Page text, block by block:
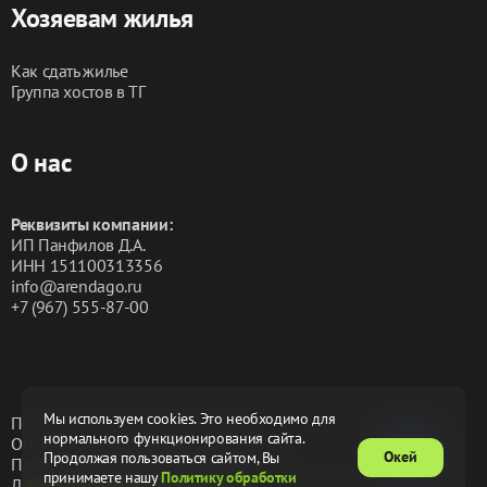
Мы используем cookies. Это необходимо для
нормального функционирования сайта.
Продолжая пользоваться сайтом, Вы
принимаете нашуПолитику обработки
Окей
Хозяевам жилья
Как сдать жилье
Группа хостов в ТГ
О нас
Реквизиты компании:
ИП Панфилов Д.А.
ИНН 151100313356
info@arendago.ru
+7 (967) 555-87-00
Политика конфиденциальности
Обработка персональных данных
Пользовательское соглашениеОферта